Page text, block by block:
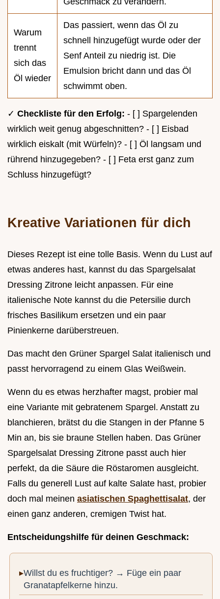
Warum
trennt
sich das
Öl wieder
Das passiert, wenn das Öl zu
schnell hinzugefügt wurde oder der
Senf Anteil zu niedrig ist. Die
Emulsion bricht dann und das Öl
schwimmt oben.
✓ Checkliste für den Erfolg: - [ ] Spargelenden
wirklich weit genug abgeschnitten? - [ ] Eisbad
wirklich eiskalt (mit Würfeln)? - [ ] Öl langsam und
rührend hinzugegeben? - [ ] Feta erst ganz zum
Schluss hinzugefügt?
Kreative Variationen für dich
Dieses Rezept ist eine tolle Basis. Wenn du Lust auf
etwas anderes hast, kannst du das Spargelsalat
Dressing Zitrone leicht anpassen. Für eine
italienische Note kannst du die Petersilie durch
frisches Basilikum ersetzen und ein paar
Pinienkerne darüberstreuen.
Das macht den Grüner Spargel Salat italienisch und
passt hervorragend zu einem Glas Weißwein.
Wenn du es etwas herzhafter magst, probier mal
eine Variante mit gebratenem Spargel. Anstatt zu
blanchieren, brätst du die Stangen in der Pfanne 5
Min an, bis sie braune Stellen haben. Das Grüner
Spargelsalat Dressing Zitrone passt auch hier
perfekt, da die Säure die Röstaromen ausgleicht.
Falls du generell Lust auf kalte Salate hast, probier
doch mal meinen asiatischen Spaghettisalat, der
einen ganz anderen, cremigen Twist hat.
Entscheidungshilfe für deinen Geschmack:
Willst du es fruchtiger? → Füge ein paar
Granatapfelkerne hinzu.